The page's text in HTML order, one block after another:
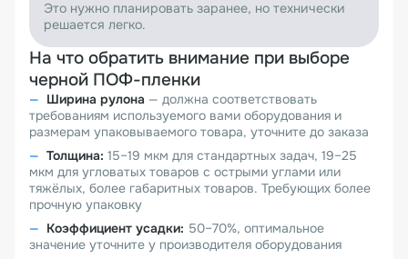
Это нужно планировать заранее, но технически
решается легко.
На что обратить внимание при выборе
черной ПОФ-пленки
Ширина рулона — должна соответствовать
требованиям используемого вами оборудования и
размерам упаковываемого товара, уточните до заказа
Толщина: 15–19 мкм для стандартных задач, 19–25
мкм для угловатых товаров с острыми углами или
тяжёлых, более габаритных товаров. Требующих более
прочную упаковку
Коэффициент усадки: 50–70%, оптимальное
значение уточните у производителя оборудования